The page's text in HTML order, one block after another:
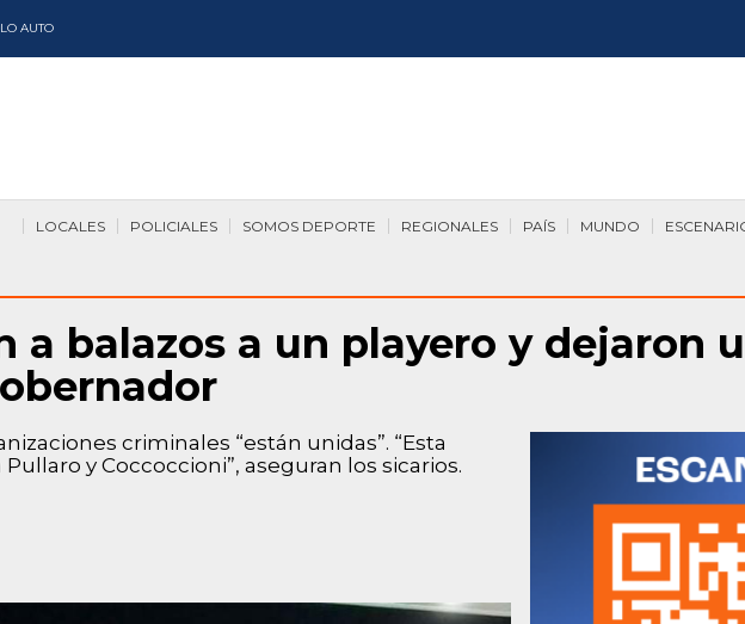
AUTO
MUNDO
PAÍS
REGIONALES
SOMOS DEPORTE
POLICIALES
LOCALES
a balazos a un playero y dejaron
criminales “están unidas”. “Esta
y Coccoccioni”, aseguran los sicarios.